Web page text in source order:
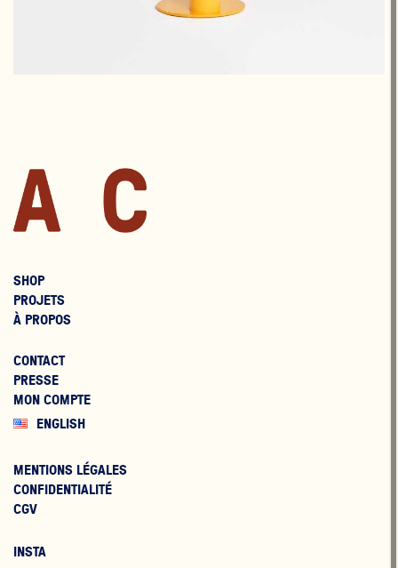
1 800 €
SHOP
PROJETS
À PROPOS
CONTACT
PRESSE
MON COMPTE
ENGLISH
MENTIONS LÉGALES
CONFIDENTIALITÉ
CGV
INSTA